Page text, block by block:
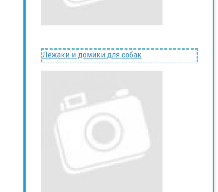
Лежаки и домики для собак